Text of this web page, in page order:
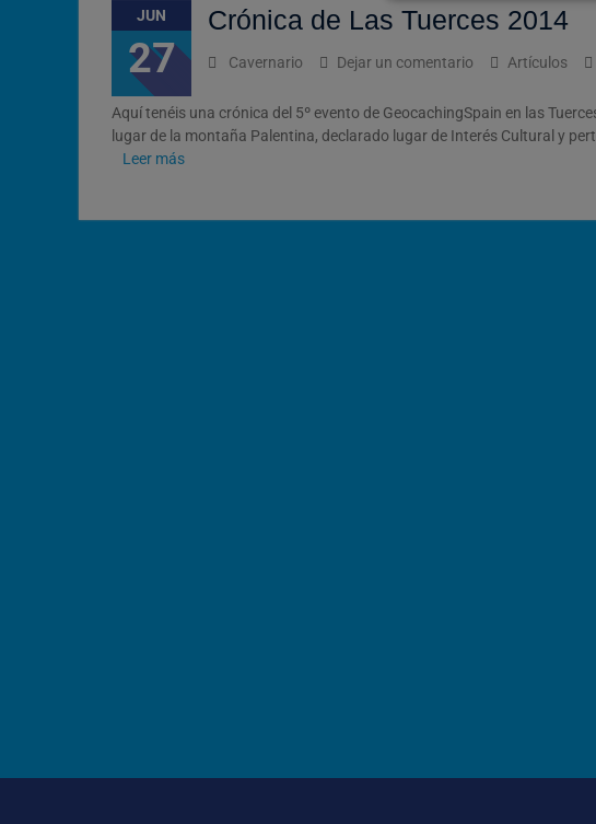
JUN
27
Crónica de Las Tuerces 2014
Cavernario Dejar un comentario Artículos
Aquí tenéis una crónica del 5º evento de GeocachingSpain en las
lugar de la montaña Palentina, declarado lugar de Interés Cultural y
Leer más